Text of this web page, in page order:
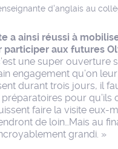
d'anglais au
a ainsi réussi à
aux futures
une super ouverture
engagement qu’on
durant trois jours, il
pour qu’ils
faire la visite eux-
de loin…Mais au
grandi. »